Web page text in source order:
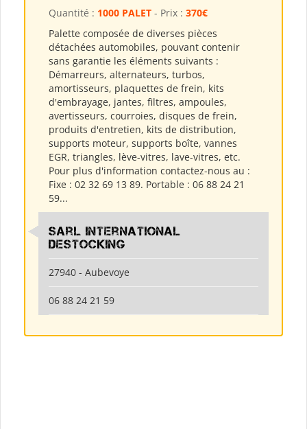
Quantité : 1000 PALET - Prix : 370€
Palette composée de diverses pièces
détachées automobiles, pouvant contenir
sans garantie les éléments suivants :
Démarreurs, alternateurs, turbos,
amortisseurs, plaquettes de frein, kits
d'embrayage, jantes, filtres, ampoules,
avertisseurs, courroies, disques de frein,
produits d'entretien, kits de distribution,
supports moteur, supports boîte, vannes
EGR, triangles, lève-vitres, lave-vitres, etc.
Pour plus d'information contactez-nous au :
Fixe : 02 32 69 13 89. Portable : 06 88 24 21
59...
Sarl International
Destocking
27940 - Aubevoye
06 88 24 21 59